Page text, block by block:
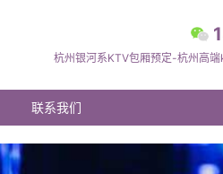
杭州银河系KTV包厢预定-杭州高
联系我们